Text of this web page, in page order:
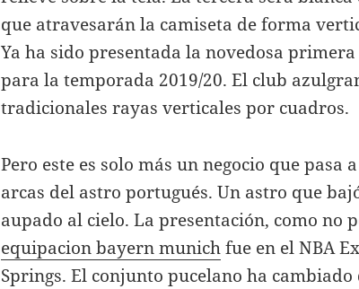
que atravesarán la camiseta de forma
Ya ha sido presentada la novedosa
para la temporada 2019/20. El club
tradicionales rayas verticales por cuadros.
Pero este es solo más un negocio que pasa
arcas del astro portugués. Un astro que
aupado al cielo. La presentación, como no
equipacion bayern munichfue en el NBA
Springs. El conjunto pucelano ha